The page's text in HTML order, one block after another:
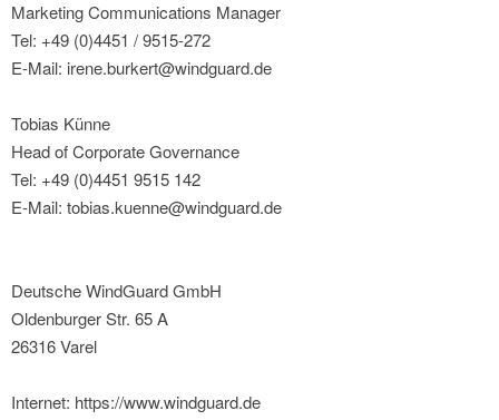
Marketing Communications Manager
Tel: +49 (0)4451 / 9515-272
E-Mail: irene.burkert@windguard.de
Tobias Künne
Head of Corporate Governance
Tel: +49 (0)4451 9515 142
E-Mail: tobias.kuenne@windguard.de
Deutsche WindGuard GmbH
Oldenburger Str. 65 A
26316 Varel
Internet: https://www.windguard.de